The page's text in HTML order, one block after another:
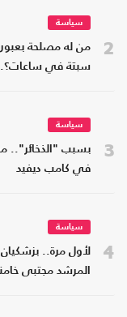
2
سياسة
من له مصلحة
سبتة في ساعات؟..
3
سياسة
بسبب "الذخائر"..
في كامب ديفيد
4
سياسة
لأول مرة..
المرشد مجتبى